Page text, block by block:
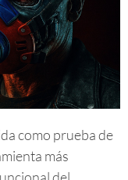
como prueba de
más